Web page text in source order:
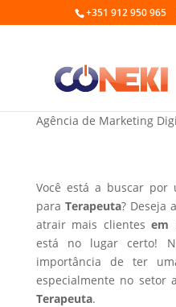
+351 912 950 965
Criar site para
Agência de Marketing
Você está a buscar por
paraTerapeuta? Deseja
atrair mais clientesem
está no lugar certo!
importância de ter
especialmente no setor
Terapeuta.